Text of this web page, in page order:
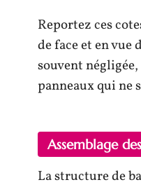
Reportez ces
de face et en vue
souvent
panneaux qui ne
Assemblage
La structure de